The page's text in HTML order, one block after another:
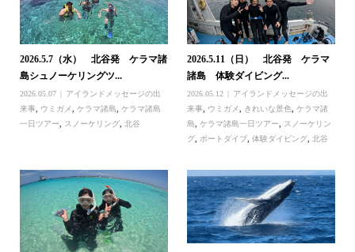
2026.5.7（水） 北谷発 ケラマ諸
島シュノーケリングツ...
2026.05.07
アイランドメッセージの出
来事, ウミガメ ケラマ諸島
ケラマ諸島
一日ツアー
スノーケリング, 北谷
2026.5.11（日） 北谷発 ケラマ
諸島 体験ダイビング...
2026.05.12
アイランドメッセージの出
来事
ウミガメ きれいな景色 ,ケラマ諸
島
,ケラマ諸島一日ツアー
スノーケリン
グ
ボートダイブ ,体験ダイビング ,北谷